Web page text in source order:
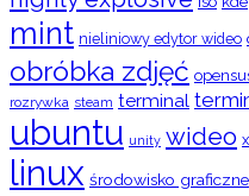
mint nieliniowy edytor wideo
obróbka zdjęć
rozrywka steam terminal
ubuntu unity wideo
linux środowisko graficzne